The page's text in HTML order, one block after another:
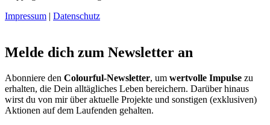
Impressum | Datenschutz
Melde dich zum Newsletter an
Abonniere den Colourful-Newsletter, um wertvolle Impulse zu
erhalten, die Dein alltägliches Leben bereichern. Darüber hinaus
wirst du von mir über aktuelle Projekte und sonstigen (exklusiven)
Aktionen auf dem Laufenden gehalten.